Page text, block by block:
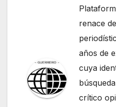
renace
años de
cuya
crítico